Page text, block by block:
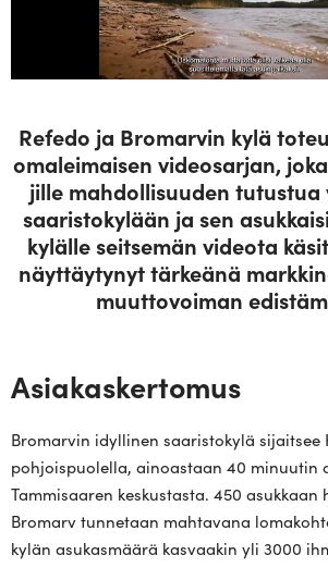
Refedo ja Bro­marvin kylä
oma­lei­maisen video­sarjan,
jille mah­dol­li­suuden
saa­ris­to­kylään ja sen
kylälle seit­semän videota
näyt­täy­tynyt tär­keänä
muut­to­voiman
Asiakaskertomus
Bromarvin idyllinen saaristokylä sijaitsee
pohjoispuolella, ainoastaan 40 minuutin
Tammisaaren keskustasta. 450
Bromarv tunnetaan mahtavana
kylän asukasmäärä kasvaakin yli 3000